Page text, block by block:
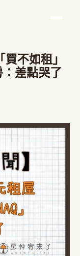
不如租」
差點哭了